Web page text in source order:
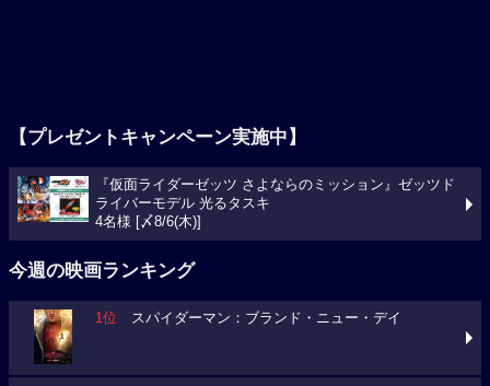
【プレゼントキャンペーン実施中】
『仮面ライダーゼッツ さよならのミッション』ゼッツド
ライバーモデル 光るタスキ
4名様 [〆8/6(木)]
今週の映画ランキング
1位 スパイダーマン：ブランド・ニュー・デイ